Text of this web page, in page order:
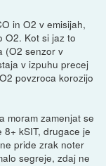
in O2 v emisijah,
O2. Kot si jaz to
(O2 senzor v
v izpuhu precej
povzroca korozijo
moram zamenjat se
kSIT, drugace je
pride zrak noter
segreje, zdaj ne